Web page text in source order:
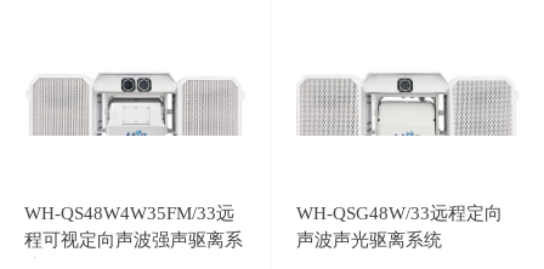
WH-QS48W4W35FM/33远
程可视定向声波强声驱离系
WH-QSG48W/33远程定向
声波声光驱离系统